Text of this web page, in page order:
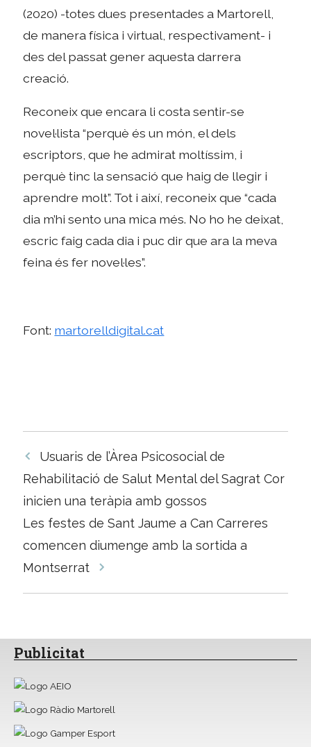
(2020) -totes dues presentades a Martorell,
de manera física i virtual, respectivament- i
des del passat gener aquesta darrera
creació.
Reconeix que encara li costa sentir-se
novel·lista “perquè és un món, el dels
escriptors, que he admirat moltíssim, i
perquè tinc la sensació que haig de llegir i
aprendre molt”. Tot i així, reconeix que “cada
dia m’hi sento una mica més. No ho he deixat,
escric faig cada dia i puc dir que ara la meva
feina és fer novel·les”.
Font: martorelldigital.cat
Navegació
per
entrades
Usuaris de l’Àrea Psicosocial de
Rehabilitació de Salut Mental del Sagrat Cor
inicien una teràpia amb gossos
Les festes de Sant Jaume a Can Carreres
comencen diumenge amb la sortida a
Montserrat
Publicitat